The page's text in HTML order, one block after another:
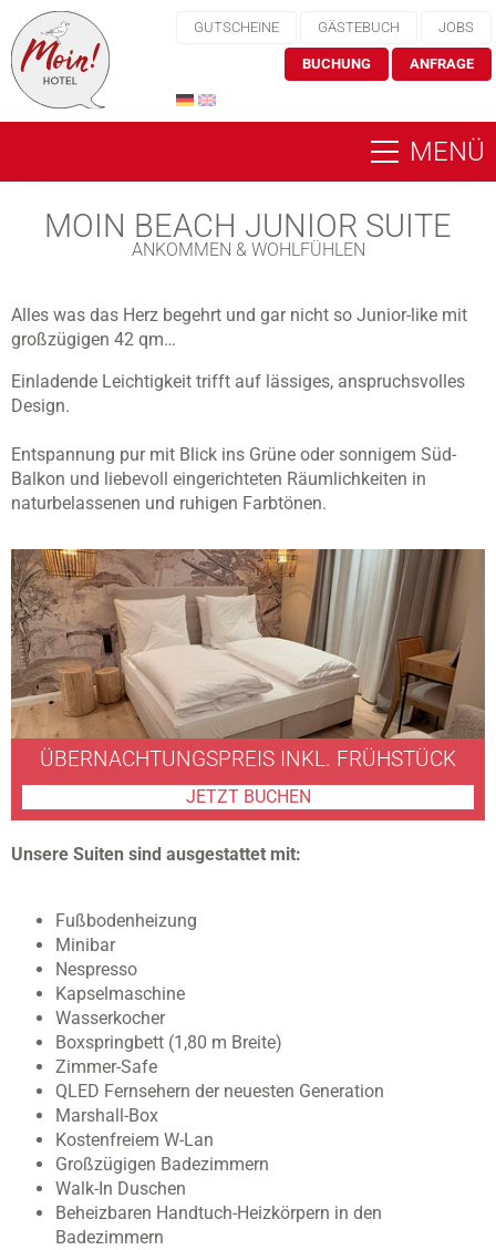
GUTSCHEINE GÄSTEBUCH JOBS
BUCHUNG ANFRAGE
MENÜ
MOIN BEACH JUNIOR SUITE
ANKOMMEN & WOHLFÜHLEN
Alles was das Herz begehrt und gar nicht so Junior-like mit
großzügigen 42 qm…
Einladende Leichtigkeit trifft auf lässiges, anspruchsvolles
Design.
Entspannung pur mit Blick ins Grüne oder sonnigem Süd-
Balkon und liebevoll eingerichteten Räumlichkeiten in
naturbelassenen und ruhigen Farbtönen.
ÜBERNACHTUNGSPREIS INKL. FRÜHSTÜCK
JETZT BUCHEN
Unsere Suiten sind ausgestattet mit:
Fußbodenheizung
Minibar
Nespresso
Kapselmaschine
Wasserkocher
Boxspringbett (1,80 m Breite)
Zimmer-Safe
QLED Fernsehern der neuesten Generation
Marshall-Box
Kostenfreiem W-Lan
Großzügigen Badezimmern
Walk-In Duschen
Beheizbaren Handtuch-Heizkörpern in den
Badezimmern